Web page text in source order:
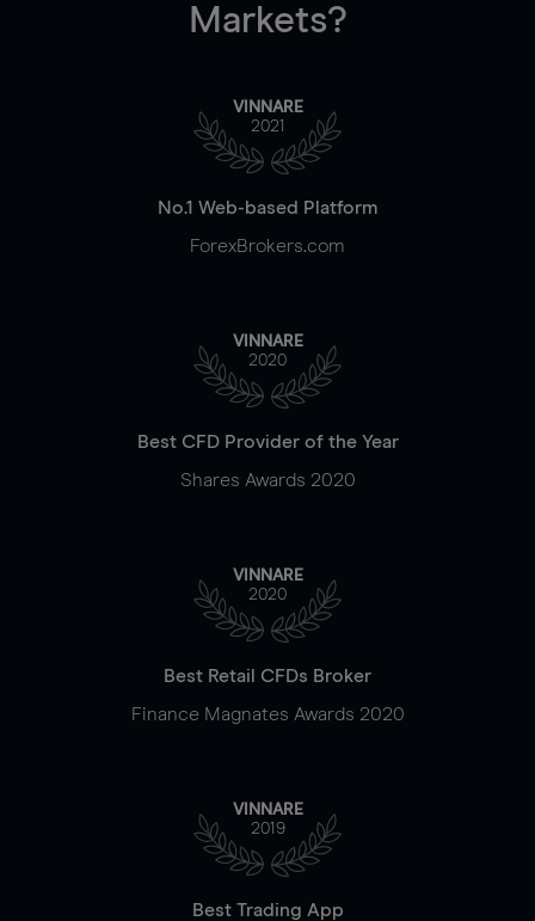
Markets?
VINNARE
2021
No.1 Web-based Platform
ForexBrokers.com
VINNARE
2020
Best CFD Provider of the Year
Shares Awards 2020
VINNARE
2020
Best Retail CFDs Broker
Finance Magnates Awards 2020
VINNARE
2019
Best Trading App